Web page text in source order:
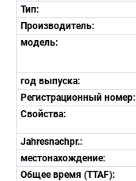
Тип:
Производитель:
модель:
год выпуска:
Регистрационный номер:
Свойства:
Jahresnachpr.:
местонахождение:
Общее время (TTAF):